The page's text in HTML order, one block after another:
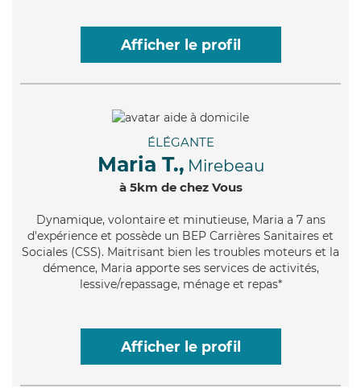
Afficher le profil
ÉLÉGANTE
Maria T., Mirebeau
à 5km de chez Vous
Dynamique, volontaire et minutieuse, Maria a 7 ans
d'expérience et possède un BEP Carrières Sanitaires et
Sociales (CSS). Maitrisant bien les troubles moteurs et la
démence, Maria apporte ses services de activités,
lessive/repassage, ménage et repas*
Afficher le profil